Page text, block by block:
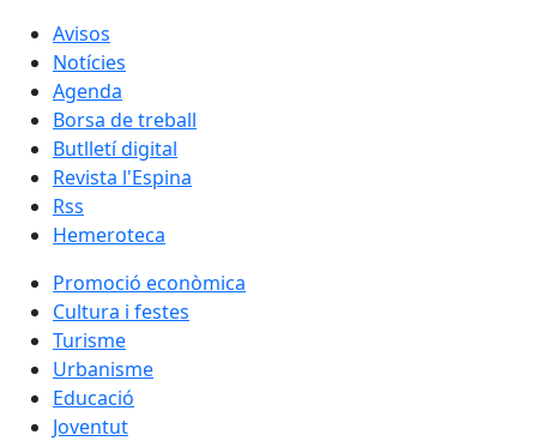
Avisos
Notícies
Agenda
Borsa de treball
Butlletí digital
Revista l'Espina
Rss
Hemeroteca
Promoció econòmica
Cultura i festes
Turisme
Urbanisme
Educació
Joventut